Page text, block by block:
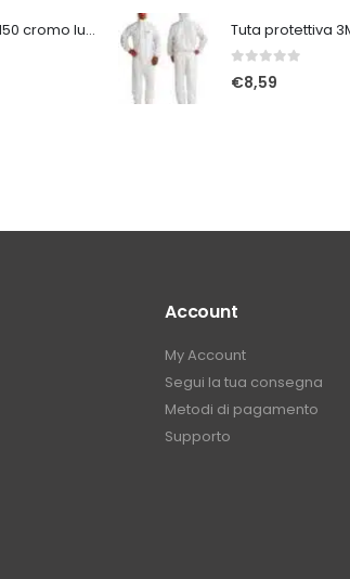
Portabito Mital 1150 cromo lucido
Su 5
€8,59
Account
My Account
Segui la tua consegna
Metodi di pagamento
Supporto